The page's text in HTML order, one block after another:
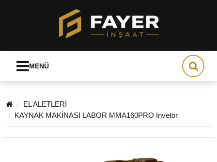
MENÜ
EL ALETLERİ
KAYNAK MAKİNASI LABOR MMA160PRO Invetör